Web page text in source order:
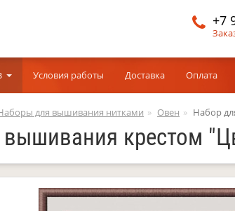
+7
Условия работы Доставка Оплата
для вышивания нитками Овен Набор
крестом